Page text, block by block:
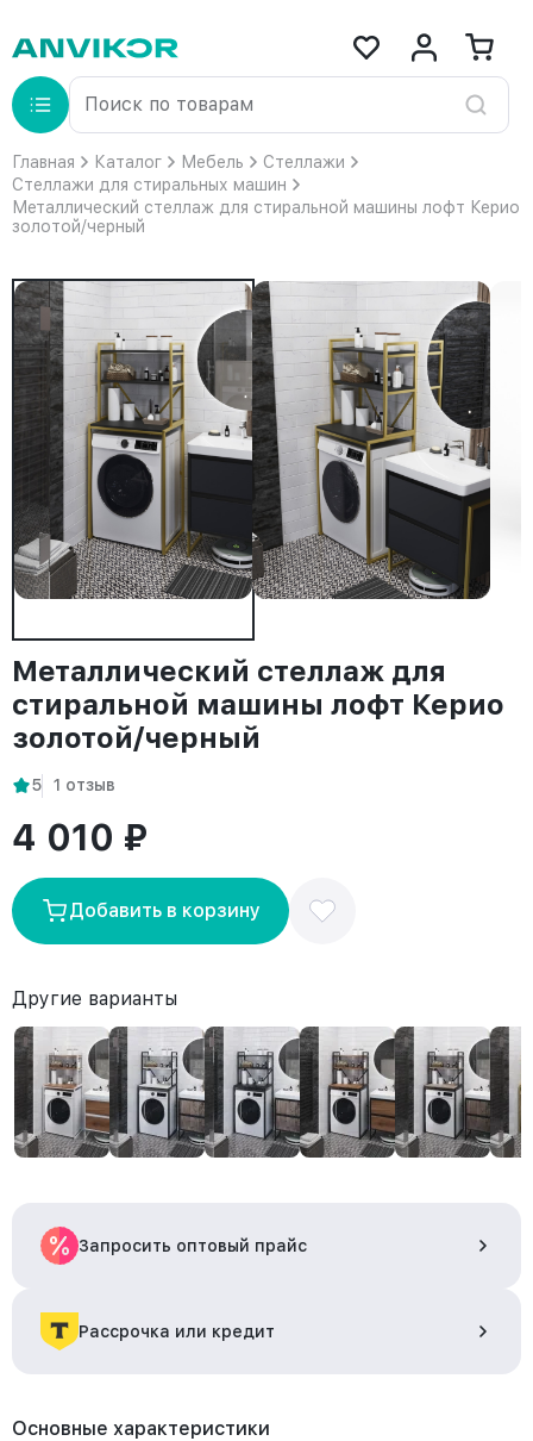
Главная Каталог Мебель
Стеллажи
Стеллажи для стиральных машин
Металлический стеллаж для стиральной машины лофт Керио
золотой/черный
Металлический стеллаж для
стиральной машины лофт Керио
золотой/черный
5 1 отзыв
4 010 ₽
Добавить в корзину
Другие варианты
Запросить оптовый прайс
Рассрочка или кредит
Основные характеристики